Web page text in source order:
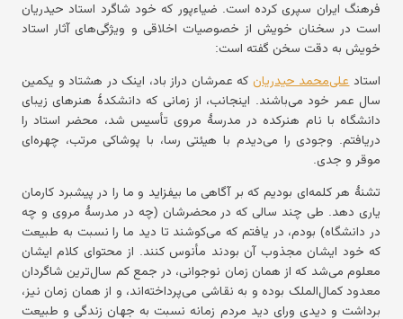
فرهنگ ایران سپری کرده است. ضیاءپور که خود شاگرد استاد حیدریان
است در سخنان خویش از خصوصیات اخلاقی و ویژگی‌های آثار استاد
خویش به دقت سخن گفته است:
استاد علی‌محمد حیدریان که عمرشان دراز باد، اینک در هشتاد و یکمین
سال عمر خود می‌باشند. اینجانب، از زمانی که دانشکدهٔ هنرهای زیبای
دانشگاه با نام هنرکده در مدرسهٔ مروی تأسیس شد، محضر استاد را
دریافتم. وجودی را می‌دیدم با هیئتی رسا، با پوشاکی مرتب، چهره‌ای
موقر و جدی.
تشنهٔ هر کلمه‌ای بودیم که بر آگاهی ما بیفزاید و ما را در پیشبرد کارمان
یاری دهد. طی چند سالی که در محضرشان (چه در مدرسهٔ مروی و چه
در دانشگاه) بودم، در یافتم که می‌کوشند تا دید ما را نسبت به طبیعت
که خود ایشان مجذوب آن بودند مأنوس کنند. از محتوای کلام ایشان
معلوم می‌شد که از همان زمان نوجوانی، در جمع کم سال‌ترین شاگردان
معدود کمال‌الملک بوده و به نقاشی می‌پرداخته‌اند، و از همان زمان نیز،
برداشت و دیدی ورای دید مردم زمانه نسبت به جهان زندگی و طبیعت